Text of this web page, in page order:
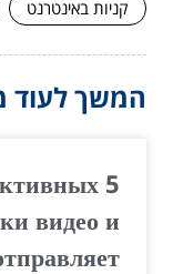
קניות באינטרנט
המשך לעוד
видео и